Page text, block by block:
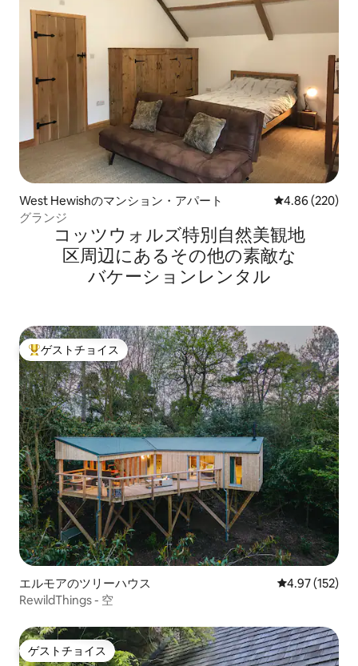
West Hewishのマンション・アパート レビュー220
4.86 (220)
グランジ
コッツウォルズ特別自然美観地
区⁠周⁠辺⁠に⁠あ⁠るそ⁠の⁠他⁠の素⁠敵⁠な
バ⁠ケ⁠ー⁠シ⁠ョ⁠ン⁠レ⁠ン⁠タ⁠ル
大好評のゲストチョイスです。
ゲストチョイス
エルモアのツリーハウス レビュー152
4.97 (152)
RewildThings - 空
ゲストチョイス
ゲストチョイス